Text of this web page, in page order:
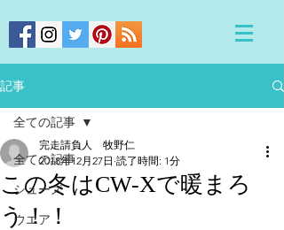
記事
全ての記事
シューズ
ウエア
全ての記事
この冬はCW-Xで暖まろ
う！！
完走請負人 牧野仁
2018年12月27日 読了時間: 1分